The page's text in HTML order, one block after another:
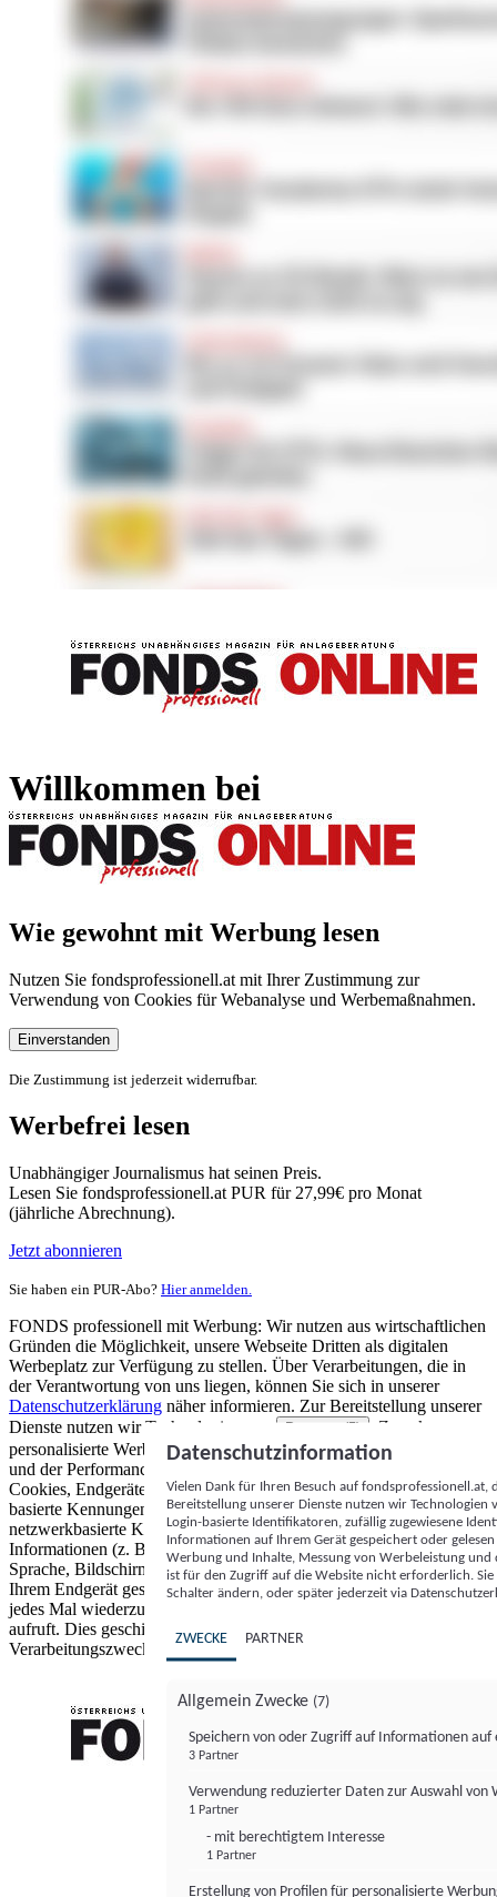
Willkommen bei
Wie gewohnt mit Werbung lesen
Nutzen Sie fondsprofessionell.at mit Ihrer Zustimmung zur
Verwendung von Cookies für Webanalyse und Werbemaßnahmen.
Einverstanden
Die Zustimmung ist jederzeit widerrufbar.
Werbefrei lesen
Unabhängiger Journalismus hat seinen Preis.
Lesen Sie fondsprofessionell.at PUR für 27,99€ pro Monat
(jährliche Abrechnung).
Jetzt abonnieren
Sie haben ein PUR-Abo? Hier anmelden.
FONDS professionell mit Werbung: Wir nutzen aus wirtschaftlichen
Gründen die Möglichkeit, unsere Webseite Dritten als digitalen
Werbeplatz zur Verfügung zu stellen. Über Verarbeitungen, die in
der Verantwortung von uns liegen, können Sie sich in unserer
Datenschutzerklärung näher informieren. Zur Bereitstellung unserer
Dienste nutzen wir Technologien von
Partnern (5)
. Zwecke:
personalisierte Werbung und Inhalte, Messung von Werbeleistung
und der Performance von Inhalten sowie Zielgruppenforschung.
Cookies, Endgeräte- oder ähnliche Online-Kennungen (z. B. login-
basierte Kennungen, zufällig generierte Kennungen,
netzwerkbasierte Kennungen) können zusammen mit anderen
Informationen (z. B. Browsertyp und Browserinformationen,
Sprache, Bildschirmgröße, unterstützte Technologien usw.) auf
Ihrem Endgerät gespeichert oder von dort ausgelesen werden, um es
jedes Mal wiederzuerkennen, wenn es eine App oder einer Webseite
aufruft. Dies geschieht für einen oder mehrere der hier aufgeführten
Verarbeitungszwecke.
Datenschutzinformation
Vielen Dank für Ihren Besuch auf
Bereitstellung unserer Dienste nutzen wir Technologien
Login-basierte Identifikatoren, zufällig zugewiesene
Informationen auf Ihrem Gerät gespeichert oder
Werbung und Inhalte, Messung von Werbeleistung
ist für den Zugriff auf die Website nicht erforderlich.
Schalter ändern, oder später jederzeit via
ZWECKE PARTNER
Allgemein Zwecke (7)
Speichern von oder Zugriff auf Informationen auf
3 Partner
Verwendung reduzierter Daten zur Auswahl von
1 Partner
- mit berechtigtem Interesse
1 Partner
Erstellung von Profilen für personalisierte
FONDS professionell